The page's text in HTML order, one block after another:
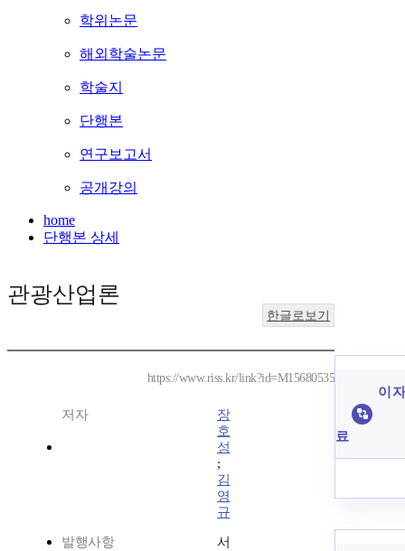
학위논문
해외학술논문
학술지
단행본
연구보고서
공개강의
home
단행본 상세
관광산업론
한글로보기
https://www.riss.kr/link?id=M15680535
저자
장
호
성
;
김
영
규
발행사항
서
이
료